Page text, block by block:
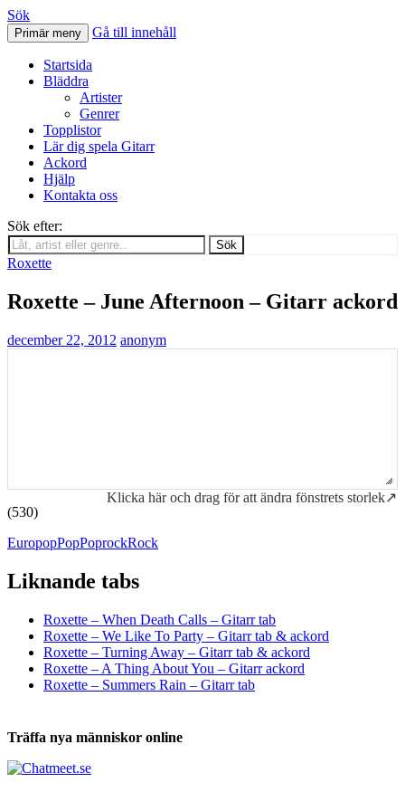
Svenskatabs.se
Sök
Primär meny Gå till innehåll
Startsida
Bläddra
Artister
Genrer
Topplistor
Lär dig spela Gitarr
Ackord
Hjälp
Kontakta oss
Sök efter:
Sök
Roxette
Roxette – June Afternoon – Gitarr ackord
december 22, 2012 anonym
Klicka här och drag för att ändra fönstrets storlek↗
(530)
EuropopPopPoprockRock
Liknande tabs
Roxette – When Death Calls – Gitarr tab
Roxette – We Like To Party – Gitarr tab & ackord
Roxette – Turning Away – Gitarr tab & ackord
Roxette – A Thing About You – Gitarr ackord
Roxette – Summers Rain – Gitarr tab
Träffa nya människor online